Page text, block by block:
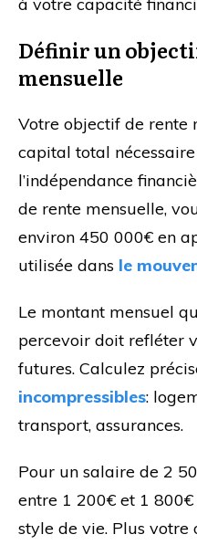
à votre capacité
Définir un
mensuelle
Votre objectif de rente
capital total
l’indépendance
de rente mensuelle,
environ 450 000€ en
utilisée dans le
Le montant mensuel
percevoir doit refléter
futures. Calculez
incompressibles:
transport, assurances.
Pour un salaire de 2
entre 1 200€ et 1
style de vie. Plus votre